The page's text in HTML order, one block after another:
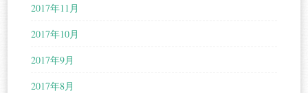
2017年11月
2017年10月
2017年9月
2017年8月